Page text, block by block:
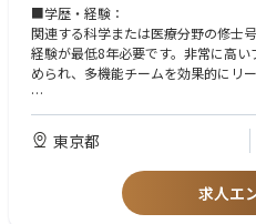
■学歴・経験：
関連する科学または医療分野の修士
経験が最低8年必要です。非常に高
められ、多機能チームを効果的にリ
■資格・スキル：
強力なプロジェクトマネジメント能
プ、優れたコミュニケーション能力
のメンバーとチームを活性化し動機
ンクショナルチームを推進できる能
各分野のマネージャー）や関係者と
東京都
求人エ